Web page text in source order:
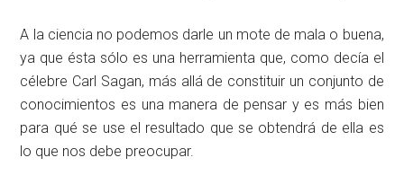
A la ciencia no podemos darle un mote de mala o buena,
ya que ésta sólo es una herramienta que, como decía el
célebre Carl Sagan, más allá de constituir un conjunto de
conocimientos es una manera de pensar y es más bien
para qué se use el resultado que se obtendrá de ella es
lo que nos debe preocupar.